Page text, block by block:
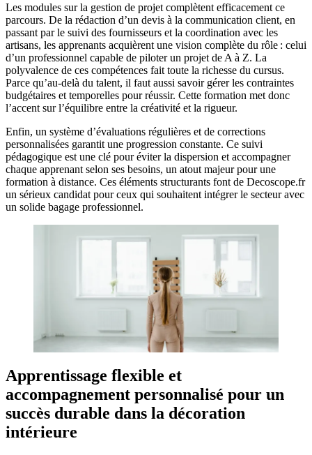
Les modules sur la gestion de projet complètent efficacement ce
parcours. De la rédaction d’un devis à la communication client, en
passant par le suivi des fournisseurs et la coordination avec les
artisans, les apprenants acquièrent une vision complète du rôle : celui
d’un professionnel capable de piloter un projet de A à Z. La
polyvalence de ces compétences fait toute la richesse du cursus.
Parce qu’au-delà du talent, il faut aussi savoir gérer les contraintes
budgétaires et temporelles pour réussir. Cette formation met donc
l’accent sur l’équilibre entre la créativité et la rigueur.
Enfin, un système d’évaluations régulières et de corrections
personnalisées garantit une progression constante. Ce suivi
pédagogique est une clé pour éviter la dispersion et accompagner
chaque apprenant selon ses besoins, un atout majeur pour une
formation à distance. Ces éléments structurants font de Decoscope.fr
un sérieux candidat pour ceux qui souhaitent intégrer le secteur avec
un solide bagage professionnel.
Apprentissage flexible et
accompagnement personnalisé pour un
succès durable dans la décoration
intérieure